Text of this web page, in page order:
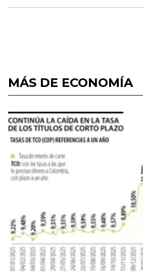
MÁS DE ECONOMÍA